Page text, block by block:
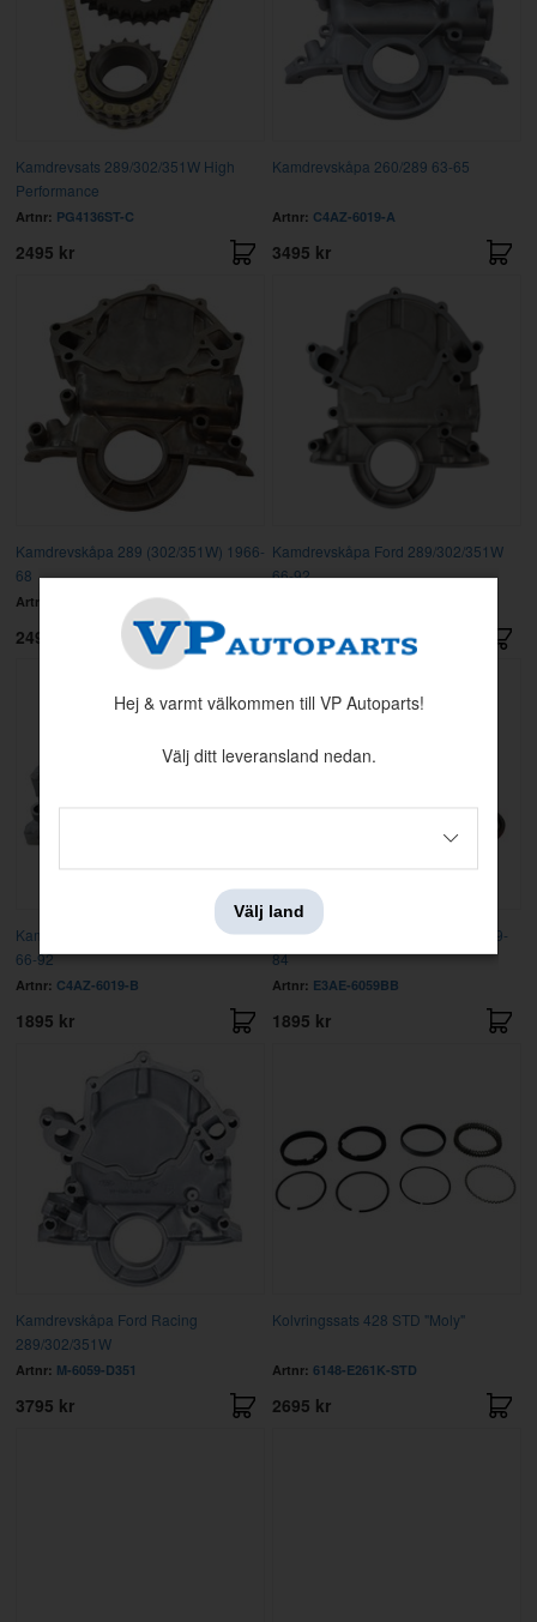
Kamdrevsats 289/302/351W High
Performance
Artnr: PG4136ST-C
2495 kr
Kamdrevskåpa 260/289 63-65
Artnr: C4AZ-6019-A
3495 kr
Kamdrevskåpa 289 (302/351W) 1966-
68
Artnr: ENG-000-409
2495 kr
Kamdrevskåpa Ford 289/302/351W
66-92
2495 kr
Kamdrevskåpa Ford 289/302/351W
66-92
Artnr: C4AZ-6019-B
1895 kr
Kamdrevskåpa Ford 302/351 V8 69-
84
Artnr: E3AE-6059BB
1895 kr
Kamdrevskåpa Ford Racing
289/302/351W
Artnr: M-6059-D351
3795 kr
Kolvringssats 428 STD "Moly"
Artnr: 6148-E261K-STD
2695 kr
Hej & varmt välkommen till VP Autoparts!
Välj ditt leveransland nedan.
Välj land